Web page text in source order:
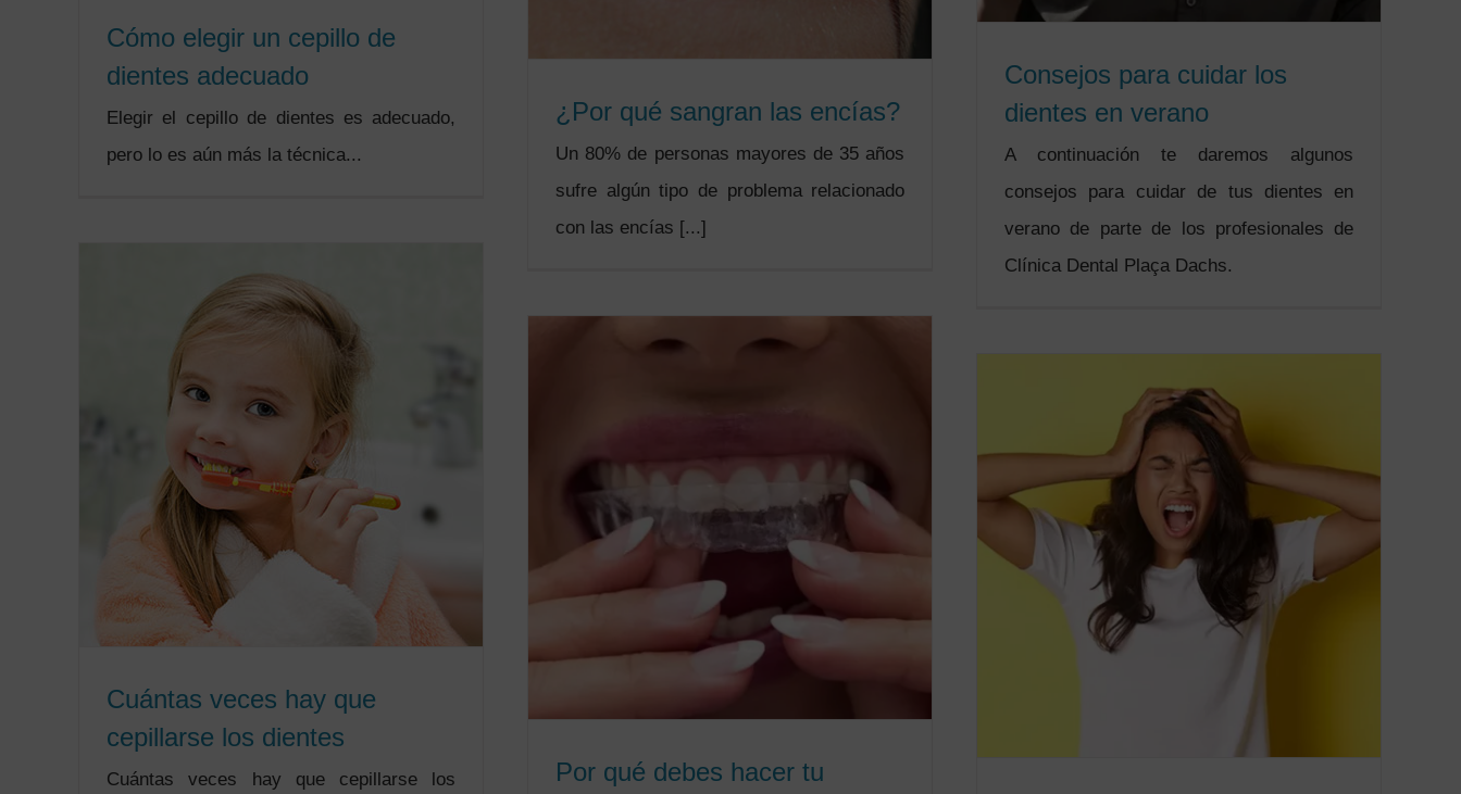
Cómo elegir un cepillo de
dientes adecuado
Elegir el cepillo de dientes es adecuado,
pero lo es aún más la técnica...
Consejos para cuidar los
dientes en verano
A continuación te daremos algunos
consejos para cuidar de tus dientes en
verano de parte de los profesionales de
Clínica Dental Plaça Dachs.
¿Por qué sangran las encías?
Un 80% de personas mayores de 35 años
sufre algún tipo de problema relacionado
con las encías [...]
Cuántas veces hay que
cepillarse los dientes
Cuántas veces hay que cepillarse los
Por qué debes hacer tu